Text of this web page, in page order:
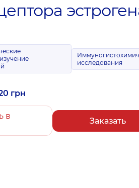
исследования
грн
в
Заказать